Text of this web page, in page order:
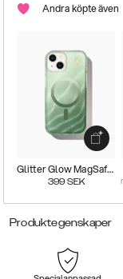
Andra köpte även
Glitter Glow MagSafe Case
399 SEK
Produktegenskaper